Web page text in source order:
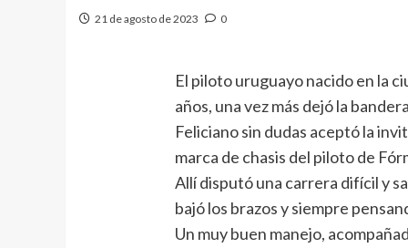
21 de agosto de 2023 0
El piloto uruguayo nacido en la
años, una vez más dejó la
Feliciano sin dudas aceptó la
marca de chasis del piloto de
Allí disputó una carrera difícil y
bajó los brazos y siempre
Un muy buen manejo,